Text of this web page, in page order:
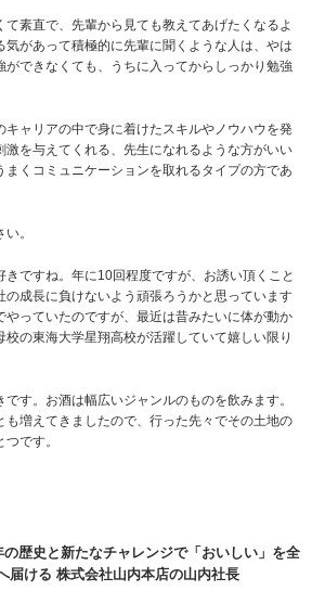
素直で、先輩から見ても教えてあげたくなるよ
気があって積極的に先輩に聞くような人は、やは
ができなくても、うちに入ってからしっかり勉強
ャリアの中で身に着けたスキルやノウハウを発
激を与えてくれる、先生になれるような方がいい
くコミュニケーションを取れるタイプの方であ
。
ですね。年に10回程度ですが、お誘い頂くこと
の成長に負けないよう頑張ろうかと思っています
やっていたのですが、最近は昔みたいに体が動か
の東海大学星翔高校が活躍していて嬉しい限り
す。お酒は幅広いジャンルのものを飲みます。
も増えてきましたので、行った先々でその土地の
です。
の歴史と新たなチャレンジで「おいしい」を全
届ける 株式会社山内本店の山内社長